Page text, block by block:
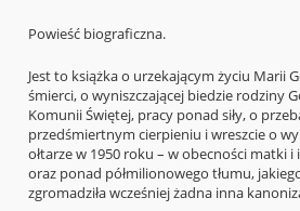
Powieść biograficzna.
Jest to książka o urzekającym życiu Marii
śmierci, o wyniszczającej biedzie rodziny
Komunii Świętej, pracy ponad siły, o
przedśmiertnym cierpieniu i wreszcie o
ołtarze w 1950 roku – w obecności matki
oraz ponad półmilionowego tłumu,
zgromadziła wcześniej żadna inna